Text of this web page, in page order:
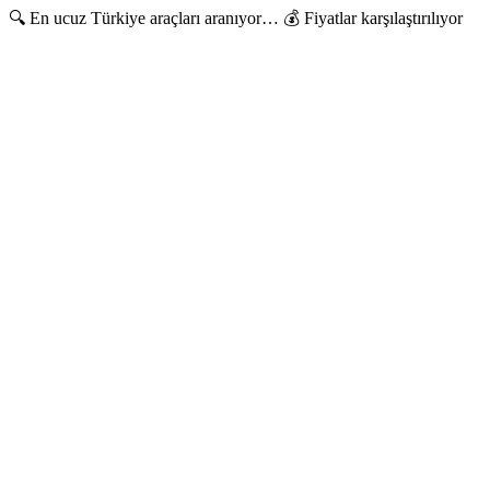
🔍 En ucuz Türkiye araçları aranıyor… 💰 Fiyatlar karşılaştırılıyor